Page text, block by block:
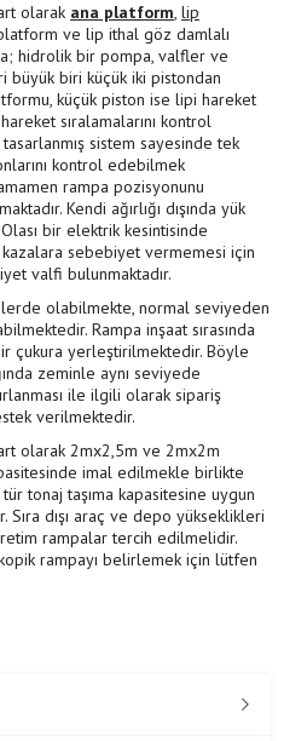
olarak ana platform, lip
ve lip ithal göz damlalı
hidrolik bir pompa, valfler ve
biri küçük iki pistondan
küçük piston ise lipi hareket
sıralamalarını kontrol
sistem sayesinde tek
kontrol edebilmek
rampa pozisyonunu
Kendi ağırlığı dışında yük
bir elektrik kesintisinde
sebebiyet vermemesi için
valfi bulunmaktadır.
olabilmekte, normal seviyeden
Rampa inşaat sırasında
çukura yerleştirilmektedir. Böyle
zeminle aynı seviyede
ile ilgili olarak sipariş
verilmektedir.
olarak 2mx2,5m ve 2mx2m
imal edilmekle birlikte
tonaj taşıma kapasitesine uygun
dışı araç ve depo yükseklikleri
rampalar tercih edilmelidir.
rampayı belirlemek için lütfen